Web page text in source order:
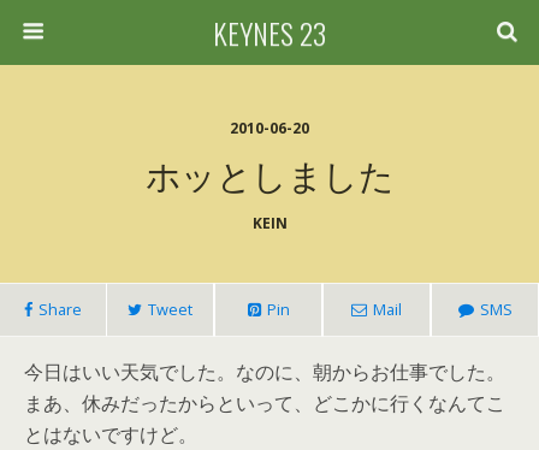
KEYNES 23
2010-06-20
ホッとしました
KEIN
Share Tweet Pin Mail SMS
今日はいい天気でした。なのに、朝からお仕事でした。
まあ、休みだったからといって、どこかに行くなんてこ
とはないですけど。